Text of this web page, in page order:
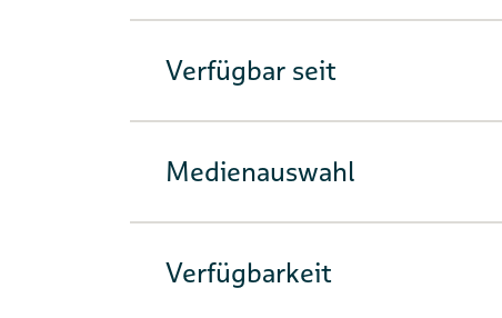
Verfügbar seit
Medienauswahl
Verfügbarkeit